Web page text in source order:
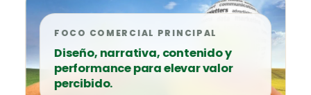
FOCO COMERCIAL PRINCIPAL
Diseño, narrativa, contenido y
performance para elevar valor
percibido.